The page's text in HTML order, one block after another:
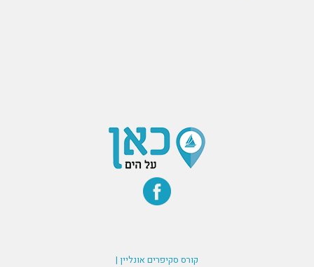
קורס סקיפרים אונליין |